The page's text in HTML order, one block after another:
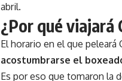
abril.
¿Por qué viajará
El horario en el que peleará
acostumbrarse el
Es por eso que tomaron la